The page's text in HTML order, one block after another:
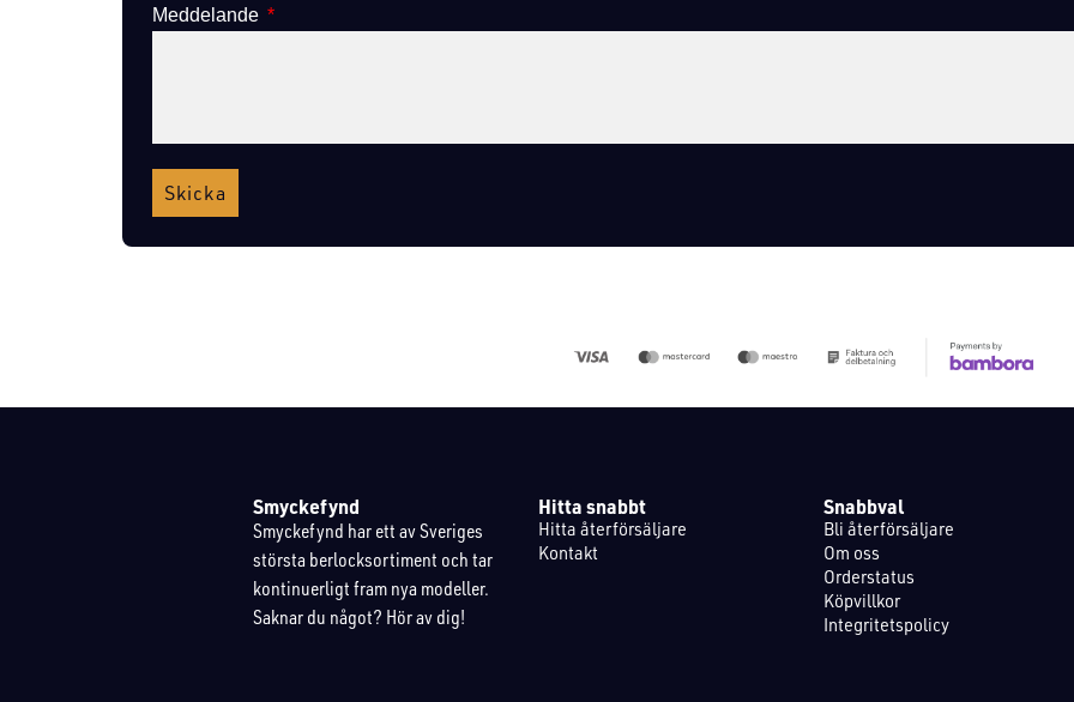
Meddelande
Skicka
Smyckefynd
Smyckefynd har ett av Sveriges
största berlocksortiment och tar
kontinuerligt fram nya modeller.
Saknar du något? Hör av dig!
Hitta snabbt
Hitta återförsäljare
Kontakt
Snabbval
Bli återförsäljare
Om oss
Orderstatus
Köpvillkor
Integritetspolicy